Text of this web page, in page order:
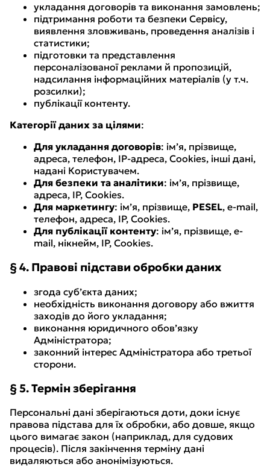
укладання договорів та виконання замовлень;
підтримання роботи та безпеки Сервісу,
виявлення зловживань, проведення аналізів і
статистики;
підготовки та представлення
персоналізованої реклами й пропозицій,
надсилання інформаційних матеріалів (у т.ч.
розсилки);
публікації контенту.
Категорії даних за цілями:
Для укладання договорів: ім’я, прізвище,
адреса, телефон, IP-адреса, Cookies, інші дані,
надані Користувачем.
Для безпеки та аналітики: ім’я, прізвище,
адреса, IP, Cookies.
Для маркетингу: ім’я, прізвище, PESEL, e-mail,
телефон, адреса, IP, Cookies.
Для публікації контенту: ім’я, прізвище, e-
mail, нікнейм, IP, Cookies.
§ 4. Правові підстави обробки даних
згода суб’єкта даних;
необхідність виконання договору або вжиття
заходів до його укладання;
виконання юридичного обов’язку
Адміністратора;
законний інтерес Адміністратора або третьої
сторони.
§ 5. Термін зберігання
Персональні дані зберігаються доти, доки існує
правова підстава для їх обробки, або довше, якщо
цього вимагає закон (наприклад, для судових
процесів). Після закінчення терміну дані
видаляються або анонімізуються.